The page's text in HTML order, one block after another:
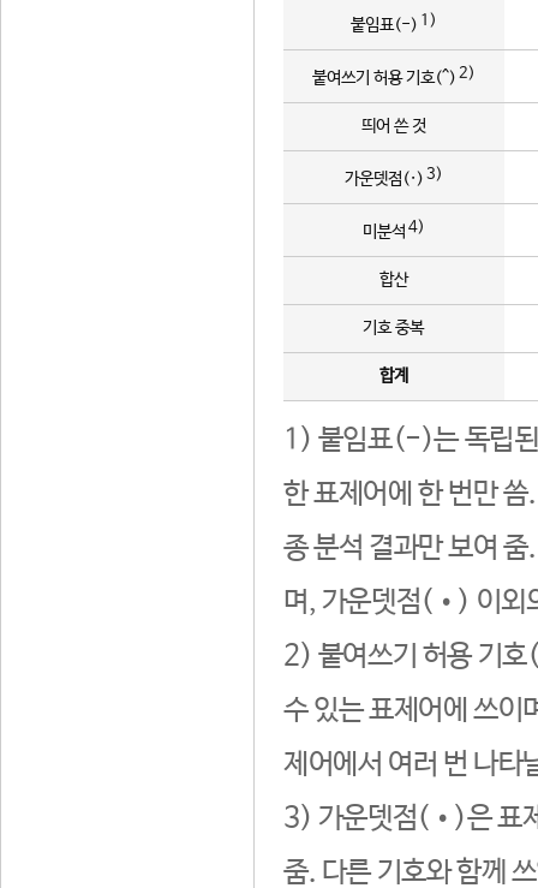
붙임표(-) 1)
붙여쓰기 허용 기호(^) 2)
띄어 쓴 것
가운뎃점(·) 3)
미분석 4)
합산
기호 중복
합계
1) 붙임표(-)는 독립된
한 표제어에 한 번만
종 분석 결과만 보여
며, 가운뎃점(•) 이외
2) 붙여쓰기 허용 기호
수 있는 표제어에 쓰이
제어에서 여러 번 나타
3) 가운뎃점(•)은 표
줌. 다른 기호와 함께